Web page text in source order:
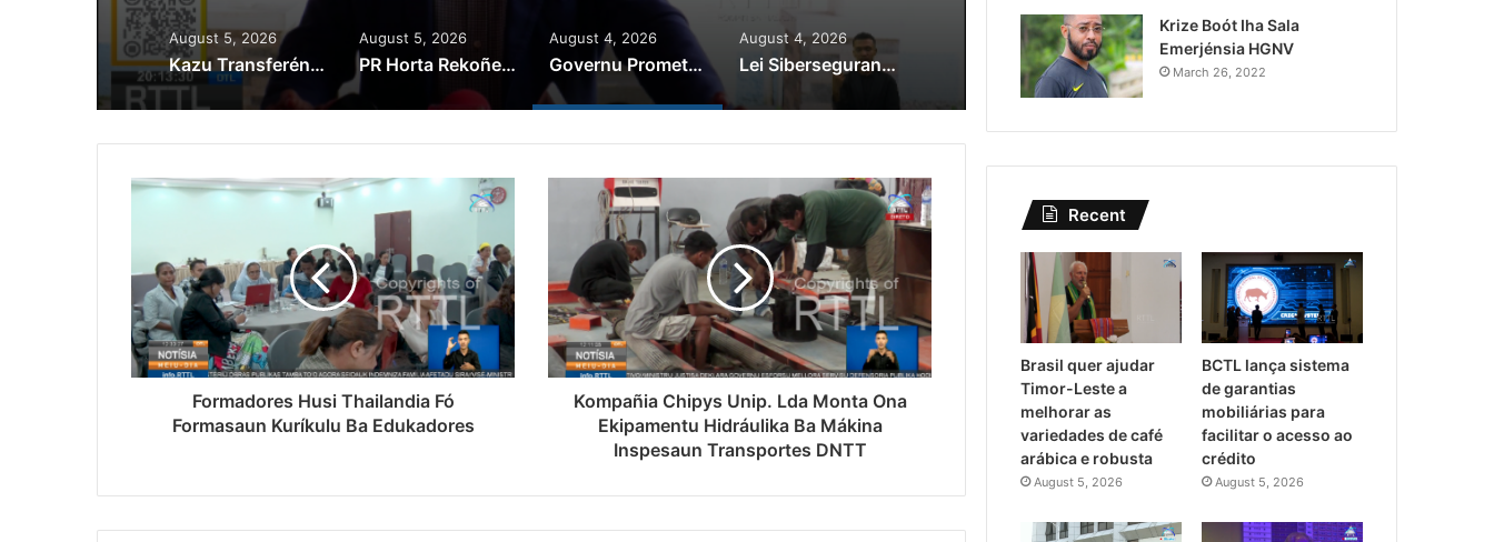
August 5, 2026
Kazu Transferénsia Osan Millaun 42 Husi Singapura, Advogadu Sei Halo Rekursu
August 5, 2026
PR Horta Rekoñese Timoroan Sira Iha Diáspora Nia Kontribuisaun
August 4, 2026
Governu Promete Tau Prioridade ba Setór Minerais no Setór Produtivu
August 4, 2026
Lei Siberseguransa Ajuda Autoridade Polisiál Kaptura Autór Kriminozu ho Paradeiru Iha Estranjeiru
Formadores Husi Thailandia Fó
Formasaun Kuríkulu Ba Edukadores
Kompañia Chipys Unip. Lda Monta Ona
Ekipamentu Hidráulika Ba Mákina
Inspesaun Transportes DNTT
Krize Boót Iha Sala
Emerjénsia HGNV
March 26, 2022
Recent
Brasil quer ajudar
Timor-Leste a
melhorar as
variedades de café
arábica e robusta
August 5, 2026
BCTL lança sistema
de garantias
mobiliárias para
facilitar o acesso ao
crédito
August 5, 2026